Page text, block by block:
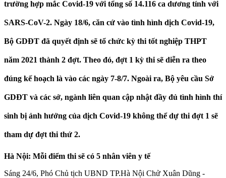
trường hợp mắc Covid-19 với tổng số 14.116 ca dương tính với
SARS-CoV-2. Ngày 18/6, căn cứ vào tình hình dịch Covid-19,
Bộ GDĐT đã quyết định sẽ tổ chức kỳ thi tốt nghiệp THPT
năm 2021 thành 2 đợt. Theo đó, đợt 1 kỳ thi sẽ diễn ra theo
đúng kế hoạch là vào các ngày 7-8/7. Ngoài ra, Bộ yêu cầu Sở
GDĐT và các sở, ngành liên quan cập nhật đầy đủ tình hình thí
sinh bị ảnh hưởng của dịch Covid-19 không thể dự thi đợt 1 sẽ
tham dự đợt thi thứ 2.
Hà Nội: Mỗi điểm thi sẽ có 5 nhân viên y tế
Sáng 24/6, Phó Chủ tịch UBND TP.Hà Nội Chử Xuân Dũng -